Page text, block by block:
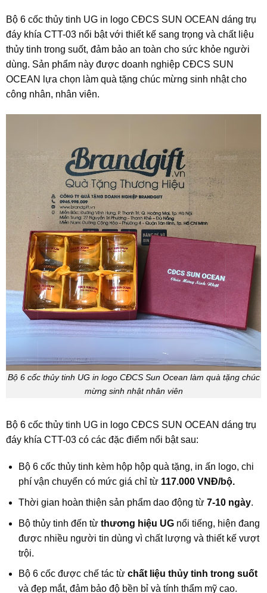
Bộ 6 cốc thủy tinh UG in logo CĐCS SUN OCEAN dáng trụ
đáy khía CTT-03 nổi bật với thiết kế sang trọng và chất liệu
thủy tinh trong suốt, đảm bảo an toàn cho sức khỏe người
dùng. Sản phẩm này được doanh nghiệp CĐCS SUN
OCEAN lựa chọn làm quà tặng chúc mừng sinh nhật cho
công nhân, nhân viên.
Bộ 6 cốc thủy tinh UG in logo CĐCS Sun Ocean làm quà tặng chúc
mừng sinh nhật nhân viên
Bộ 6 cốc thủy tinh UG in logo CĐCS SUN OCEAN dáng trụ
đáy khía CTT-03 có các đặc điểm nổi bật sau:
Bộ 6 cốc thủy tinh kèm hộp hộp quà tặng, in ấn logo, chi
phí vận chuyển có mức giá chỉ từ 117.000 VNĐ/bộ.
Thời gian hoàn thiện sản phẩm dao động từ 7-10 ngày.
Bộ thủy tinh đến từ thương hiệu UGnổi tiếng, hiện đang
được nhiều người tin dùng vì chất lượng và thiết kế vượt
trội.
Bộ 6 cốc được chế tác từchất liệu thủy tinh trong suốt
và đẹp mắt, đảm bảo độ bền bỉ và tính thẩm mỹ cao.